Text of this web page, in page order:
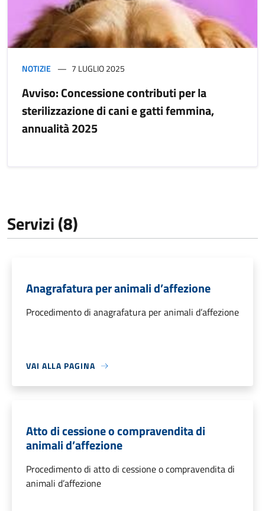
NOTIZIE 7 LUGLIO 2025
Avviso: Concessione contributi per la
sterilizzazione di cani e gatti femmina,
annualità 2025
Servizi (8)
Anagrafatura per animali d’affezione
Procedimento di anagrafatura per animali d’affezione
VAI ALLA PAGINA
Atto di cessione o compravendita di
animali d’affezione
Procedimento di atto di cessione o compravendita di
animali d’affezione